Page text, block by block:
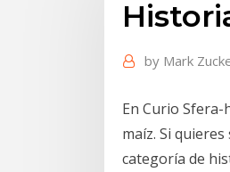
by Mark
En Curio
maíz. Si
categoría de